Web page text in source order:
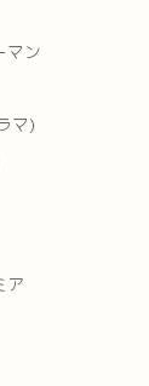
マン
マ)
ア